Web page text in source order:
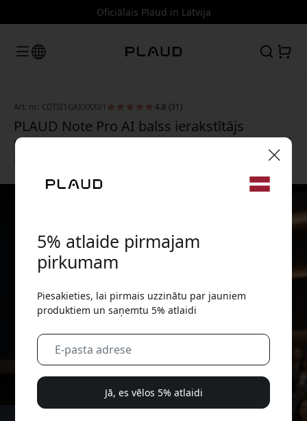
Oficiālais Plaud in Latvija
Art. nr.: CDTSI1GXXXXX01 4.8 (31)
PLAUD Note Pro AI balss ierakstītājs
sarunām un sapulcēm ar transkribēšanu, AI
5% atlaide pirmajam
pirkumam
Piesakieties, lai pirmais uzzinātu par jauniem
produktiem un saņemtu 5% atlaidi
Jā, es vēlos 5% atlaidi
🎉 Jūsu atlaižu kods:
Izmantojiet šo kodu, veicot pasūtījumu, lai
saņemtu 5% atlaidi.